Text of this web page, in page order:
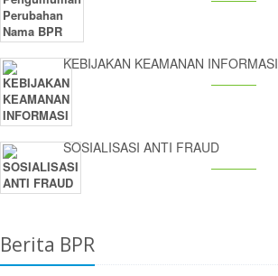
KEBIJAKAN KEAMANAN INFORMASI
SOSIALISASI ANTI FRAUD
Berita BPR